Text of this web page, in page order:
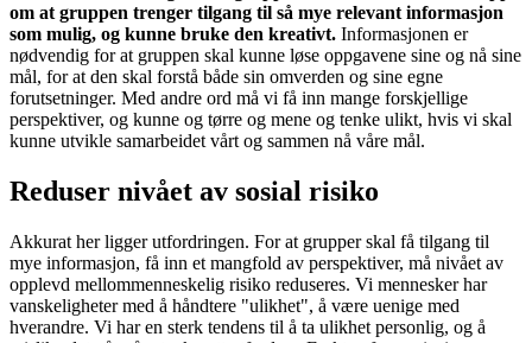
om at gruppen trenger tilgang til så mye relevant informasjon
som mulig, og kunne bruke den kreativt. Informasjonen er
nødvendig for at gruppen skal kunne løse oppgavene sine og nå sine
mål, for at den skal forstå både sin omverden og sine egne
forutsetninger. Med andre ord må vi få inn mange forskjellige
perspektiver, og kunne og tørre og mene og tenke ulikt, hvis vi skal
kunne utvikle samarbeidet vårt og sammen nå våre mål.
Reduser nivået av sosial risiko
Akkurat her ligger utfordringen. For at grupper skal få tilgang til
mye informasjon, få inn et mangfold av perspektiver, må nivået av
opplevd mellommenneskelig risiko reduseres. Vi mennesker har
vanskeligheter med å håndtere "ulikhet", å være uenige med
hverandre. Vi har en sterk tendens til å ta ulikhet personlig, og å